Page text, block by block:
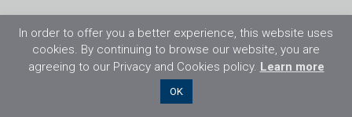
©2026 Flight Training Resources Limited. 保
In order to offer you a better experience, this website uses
cookies. By continuing to browse our website, you are
agreeing to our Privacy and Cookies policy. Learn more
OK